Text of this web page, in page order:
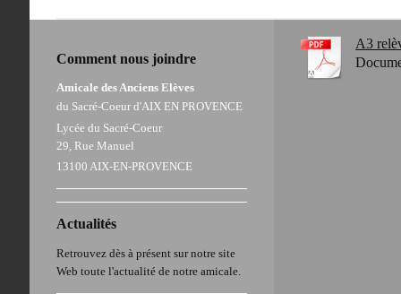
A3
Comment nous joindre
Amicale des Anciens Elèves
du Sacré-Coeur d'AIX EN PROVENCE
Lycée du Sacré-Coeur
29, Rue Manuel
13100 AIX-EN-PROVENCE
Actualités
Retrouvez dès à présent sur notre site
Web toute l'actualité de notre amicale.